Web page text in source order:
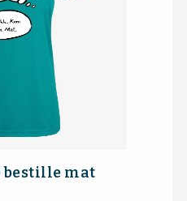
bestille mat